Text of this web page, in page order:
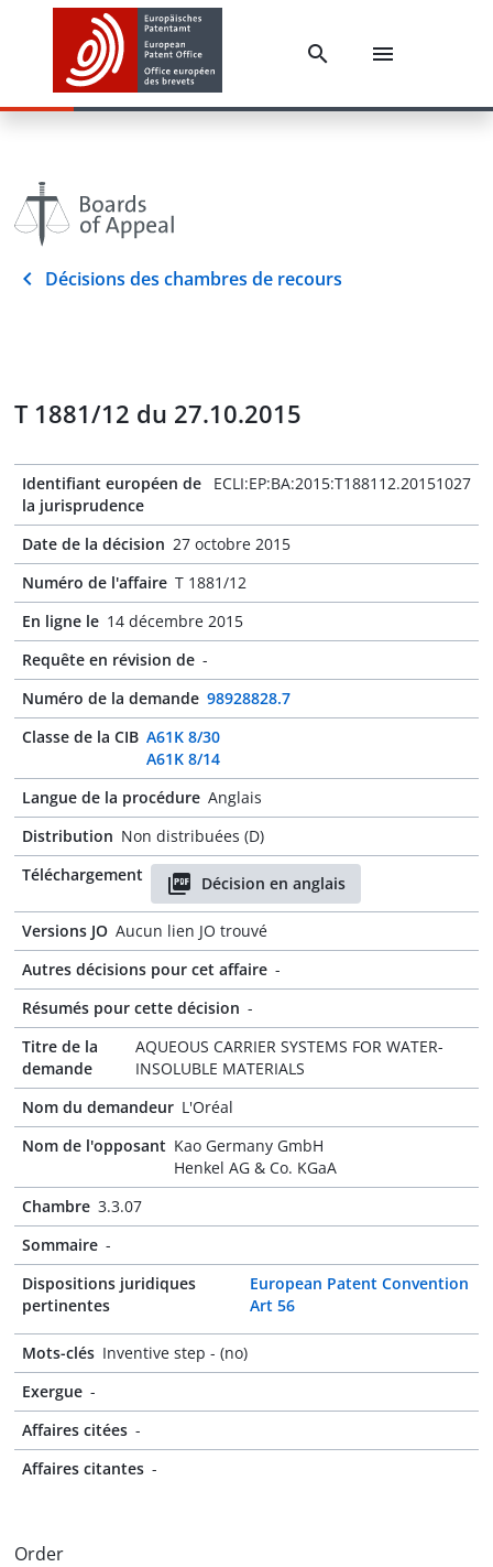
Décisions des chambres de recours
T 1881/12 du 27.10.2015
Identifiant européen de
la jurisprudence
ECLI:EP:BA:2015:T188112.20151027
Date de la décision 27 octobre 2015
Numéro de l'affaire T 1881/12
En ligne le 14 décembre 2015
Requête en révision de -
Numéro de la demande 98928828.7
Classe de la CIB A61K 8/30
A61K 8/14
Langue de la procédure Anglais
Distribution Non distribuées (D)
Téléchargement
Décision en anglais
Versions JO Aucun lien JO trouvé
Autres décisions pour cet affaire -
Résumés pour cette décision -
Titre de la
demande
AQUEOUS CARRIER SYSTEMS FOR WATER-
INSOLUBLE MATERIALS
Nom du demandeur L'Oréal
Nom de l'opposant Kao Germany GmbH
Henkel AG & Co. KGaA
Chambre 3.3.07
Sommaire -
Dispositions juridiques
pertinentes
European Patent Convention
Art 56
Mots-clés Inventive step - (no)
Exergue -
Affaires citées -
Affaires citantes -
Order